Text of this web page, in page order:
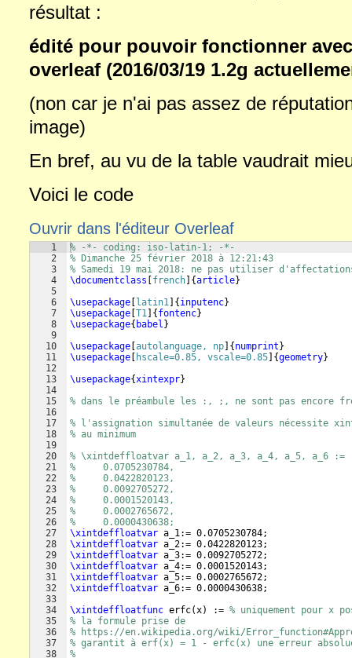
résultat :
édité pour pouvoir fonctionner
overleaf (2016/03/19 1.2g
(non car je n'ai pas assez de
image)
En bref, au vu de la table vaudrait
Voici le code
Ouvrir dans l'éditeur Overleaf
1
2
3
4
5
6
7
8
9
10
11
12
13
14
15
16
17
18
19
20
21
22
23
24
25
26
27
28
29
30
31
32
33
34
35
36
37
38
% -*- coding: iso-latin-1; -*-
% Dimanche 25 février 2018 à 12:21:43
% Samedi 19 mai 2018: ne pas utiliser
\documentclass
french {article}
\usepackage
latin1 { inputenc}
\usepackage T1 { fontenc}
\usepackage{ babel }
\usepackage autolanguage, np { numprint }
\usepackage
hscale=0.85, vscale=0.85 {geometry}
\usepackage{xintexpr}
% dans le préambule les :, ;, ne sont pas encore
% l'assignation simultanée de valeurs nécessite
% au minimum
% \xintdeffloatvar a_1, a_2, a_3, a_4, a_5, a_6 :=
%     0.0705230784,
%     0.0422820123,
%     0.0092705272,
%     0.0001520143,
%     0.0002765672,
%     0.0000430638;
\xintdeffloatvar a_1:= 0.0705230784;
\xintdeffloatvar a_2:= 0.0422820123;
\xintdeffloatvar a_3:= 0.0092705272;
\xintdeffloatvar a_4:= 0.0001520143;
\xintdeffloatvar a_5:= 0.0002765672;
\xintdeffloatvar a_6:= 0.0000430638;
\xintdeffloatfunc erfc(x) := % uniquement pour x
% la formule prise de
% https://en.wikipedia.org/wiki/
% garantit à erf(x) = 1 - erfc(x) une erreur
%